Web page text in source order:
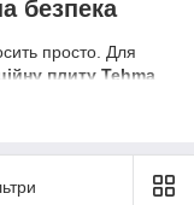
безпека
просто. Для
плиту Tehma
їдалень та